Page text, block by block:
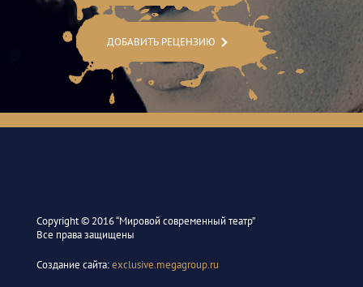
ДОБАВИТЬ РЕЦЕНЗИЮ
Сopyright © 2016 “Мировой современный театр”
Все права защищены
Создание сайта:exclusive.megagroup.ru